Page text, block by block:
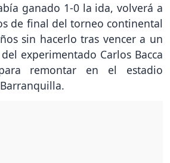
ganado 1-0 la ida, volverá a
de final del torneo continental
sin hacerlo tras vencer a un
experimentado Carlos Bacca
remontar en el estadio